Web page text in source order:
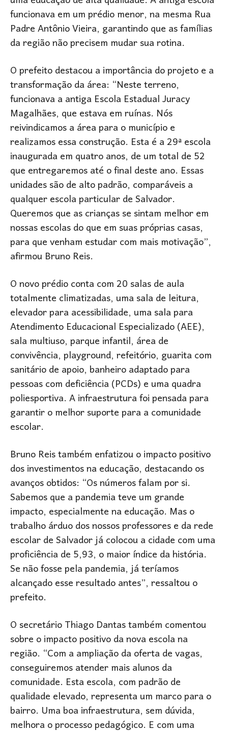
funcionava em um prédio menor, na mesma Rua
Padre Antônio Vieira, garantindo que as famílias
da região não precisem mudar sua rotina.
O prefeito destacou a importância do projeto e a
transformação da área: “Neste terreno,
funcionava a antiga Escola Estadual Juracy
Magalhães, que estava em ruínas. Nós
reivindicamos a área para o município e
realizamos essa construção. Esta é a 29ª escola
inaugurada em quatro anos, de um total de 52
que entregaremos até o final deste ano. Essas
unidades são de alto padrão, comparáveis a
qualquer escola particular de Salvador.
Queremos que as crianças se sintam melhor em
nossas escolas do que em suas próprias casas,
para que venham estudar com mais motivação”,
afirmou Bruno Reis.
O novo prédio conta com 20 salas de aula
totalmente climatizadas, uma sala de leitura,
elevador para acessibilidade, uma sala para
Atendimento Educacional Especializado (AEE),
sala multiuso, parque infantil, área de
convivência, playground, refeitório, guarita com
sanitário de apoio, banheiro adaptado para
pessoas com deficiência (PCDs) e uma quadra
poliesportiva. A infraestrutura foi pensada para
garantir o melhor suporte para a comunidade
escolar.
Bruno Reis também enfatizou o impacto positivo
dos investimentos na educação, destacando os
avanços obtidos: “Os números falam por si.
Sabemos que a pandemia teve um grande
impacto, especialmente na educação. Mas o
trabalho árduo dos nossos professores e da rede
escolar de Salvador já colocou a cidade com uma
proficiência de 5,93, o maior índice da história.
Se não fosse pela pandemia, já teríamos
alcançado esse resultado antes”, ressaltou o
prefeito.
O secretário Thiago Dantas também comentou
sobre o impacto positivo da nova escola na
região. “Com a ampliação da oferta de vagas,
conseguiremos atender mais alunos da
comunidade. Esta escola, com padrão de
qualidade elevado, representa um marco para o
bairro. Uma boa infraestrutura, sem dúvida,
melhora o processo pedagógico. E com uma